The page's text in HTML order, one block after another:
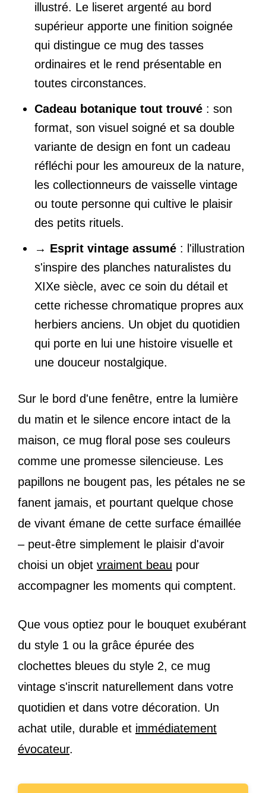
illustré. Le liseret argenté au bord
supérieur apporte une finition soignée
qui distingue ce mug des tasses
ordinaires et le rend présentable en
toutes circonstances.
Cadeau botanique tout trouvé : son
format, son visuel soigné et sa double
variante de design en font un cadeau
réfléchi pour les amoureux de la nature,
les collectionneurs de vaisselle vintage
ou toute personne qui cultive le plaisir
des petits rituels.
→ Esprit vintage assumé : l'illustration
s'inspire des planches naturalistes du
XIXe siècle, avec ce soin du détail et
cette richesse chromatique propres aux
herbiers anciens. Un objet du quotidien
qui porte en lui une histoire visuelle et
une douceur nostalgique.
Sur le bord d'une fenêtre, entre la lumière
du matin et le silence encore intact de la
maison, ce mug floral pose ses couleurs
comme une promesse silencieuse. Les
papillons ne bougent pas, les pétales ne se
fanent jamais, et pourtant quelque chose
de vivant émane de cette surface émaillée
– peut-être simplement le plaisir d'avoir
choisi un objet vraiment beau pour
accompagner les moments qui comptent.
Que vous optiez pour le bouquet exubérant
du style 1 ou la grâce épurée des
clochettes bleues du style 2, ce mug
vintage s'inscrit naturellement dans votre
quotidien et dans votre décoration. Un
achat utile, durable et immédiatement
évocateur.